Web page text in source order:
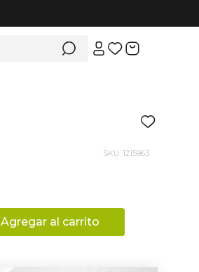
SKU: 1215963
Agregar al carrito